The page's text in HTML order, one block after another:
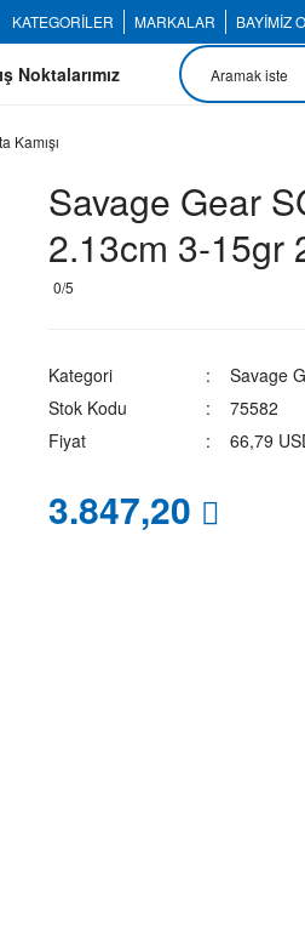
KATEGORİLER MARKALAR BAYİMİZ
Noktalarımız
Kamışı
Savage Gear
2.13cm 3-15gr
0/5
Kategori
Savage
Stok Kodu
75582
Fiyat
66,79
3.847,20